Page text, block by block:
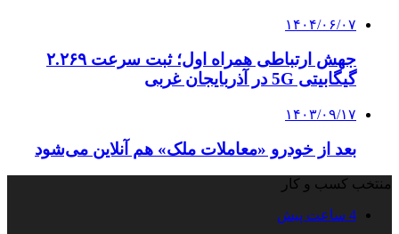
۱۴۰۴/۰۶/۰۷
جهش ارتباطی همراه اول؛ ثبت سرعت ۲.۲۶۹
گیگابیتی 5G در آذربایجان غربی
۱۴۰۳/۰۹/۱۷
بعد از خودرو «معاملات ملک» هم آنلاین می‌شود
منتخب کسب و کار
4 ساعت پیش